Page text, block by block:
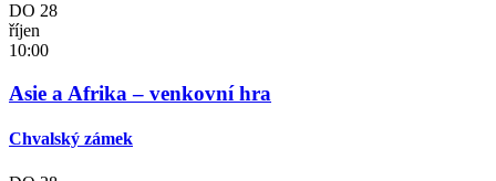
DO 28
říjen
10:00
Asie a Afrika – venkovní hra
Chvalský zámek